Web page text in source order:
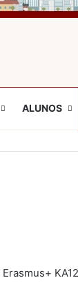
ALUNOS